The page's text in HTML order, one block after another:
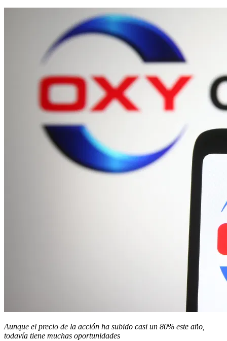
Aunque el precio de la acción ha subido casi un 80% este año,
todavía tiene muchas oportunidades